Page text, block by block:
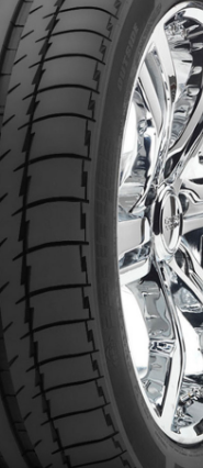
PILOT SUPER SPORT